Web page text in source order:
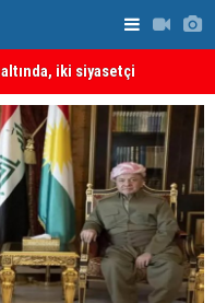
iki siyasetçi